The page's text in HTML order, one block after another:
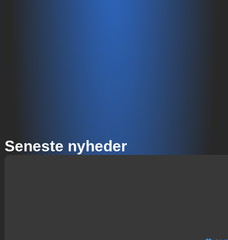
Seneste nyheder